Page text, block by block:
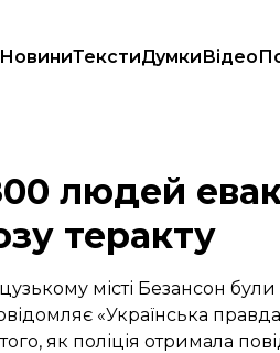
НовиниТекстиДумкиВідео
через загрозу теракту
людей
теракту
місті Безансон були
«Українська
як поліція отримала